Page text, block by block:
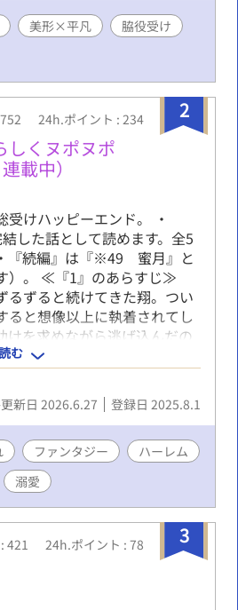
なりに走り続けて少しずつ
第13回ＢＬ大賞に参
ると嬉しいです。 ※王道学
の方です。 ※序盤は主人の方
れ(?)→愛されですが、全員
ん。 ※呪いとかが平然と存在
す。 ※pixivでも掲載してい
ぬ点がありましたらご指摘
ねやコメントは頂けましたら
美形×平凡
脇役受け
2
24h.ポイント : 234
しくヌポヌポ
載中）
けハッピーエンド。 ・
した話として読めます。全5
『続編』は『※49 蜜月』と
）。 ≪『1』のあらすじ≫
るずると続けてきた翔。つい
ると想像以上に執着されてし
けを求めながら逃げ込んだの
そして無。 こうして彼は
ユエンとして新たな生活を
員彼に優しく、快楽を体に教
れるアラカイ、凛々しい軍人
う人全員に物凄くモテるユ
うしたら最悪な事態が発覚
あらすじ≫ 付き合いだし
た日々は今までない。 そし
唯一の行為、献血。……っ
？ 王からの文で『古代種に
む
新日 2026.6.27 登録日 2025.8.1
ファンタジー
ハーレム
溺愛
3
421 24h.ポイント : 78